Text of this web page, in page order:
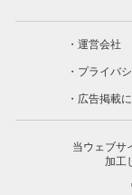
運営会社
プライバ
広告掲載
当ウェブサ
加工